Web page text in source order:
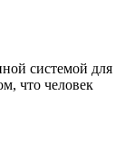
системой для
что человек